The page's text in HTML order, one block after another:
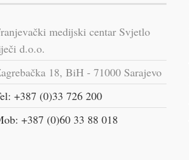
medijski centar Svjetlo
d.o.o.
18, BiH - 71000 Sarajevo
+387 (0)33 726 200
+387 (0)60 33 88 018